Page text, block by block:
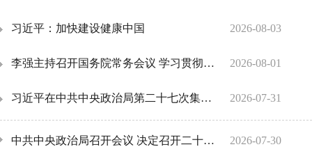
2026-08-03
习近平：加快建设健康中国
2026-08-01
李强主持召开国务院常务会议 学习贯彻习近平总书记关于上半年经济形势和做好下半年经济工作的重要讲话精神
2026-07-31
习近平在中共中央政治局第二十七次集体学习时强调强化政治引领 深化创新发展 高质量推进国防和军队现代化
2026-07-30
中共中央政治局召开会议 决定召开二十届五中全会分析研究当前经济形势和经济工作 中共中央总书记习近平主持会议